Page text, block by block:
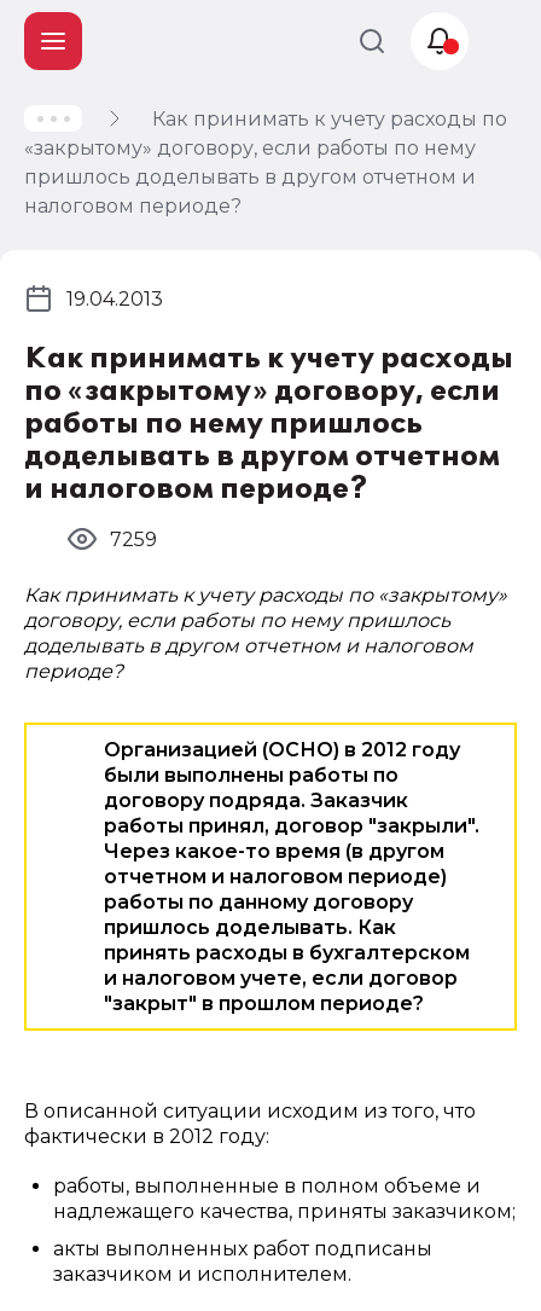
Как принимать к учету расходы по
«закрытому» договору, если работы по нему
пришлось доделывать в другом отчетном и
налоговом периоде?
Как принимать к учету расходы
по «закрытому» договору, если
работы по нему пришлось
доделывать в другом отчетном
и налоговом периоде?
19.04.2013
7259
Как принимать к учету расходы по «закрытому»
договору, если работы по нему пришлось
доделывать в другом отчетном и налоговом
периоде?
Организацией (ОСНО) в 2012 году
были выполнены работы по
договору подряда. Заказчик
работы принял, договор "закрыли".
Через какое-то время (в другом
отчетном и налоговом периоде)
работы по данному договору
пришлось доделывать. Как
принять расходы в бухгалтерском
и налоговом учете, если договор
"закрыт" в прошлом периоде?
В описанной ситуации исходим из того, что
фактически в 2012 году:
работы, выполненные в полном объеме и
надлежащего качества, приняты заказчиком;
акты выполненных работ подписаны
заказчиком и исполнителем.
Учет и
налогообложение
Автоматизация